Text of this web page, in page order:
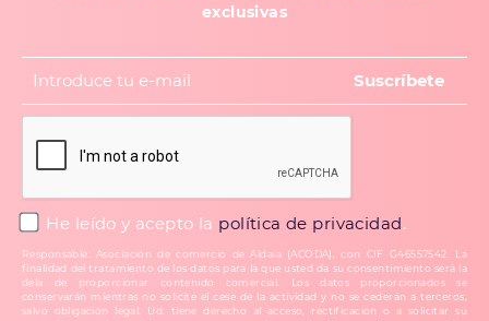
exclusivas
He leído y acepto la política de privacidad.
Responsable: Asociación de comercio de Aldaia (ACODA), con CIF G46557542. La
finalidad del tratamiento de los datos para la que usted da su consentimiento será la
dela de proporcionar contenido comercial. Los datos proporcionados se
conservarán mientras no solicite el cese de la actividad y no se cederán a terceros,
salvo obligación legal. Ud. tiene derecho al acceso, rectificación o a solicitar su